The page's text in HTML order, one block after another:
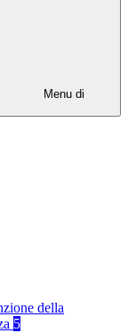
Menu di
della
5